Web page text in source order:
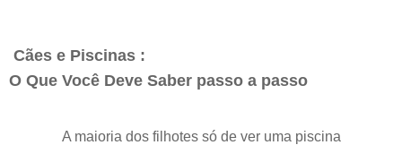
Cães e Piscinas :
O Que Você Deve Saber passo a passo
A maioria dos filhotes só de ver uma piscina